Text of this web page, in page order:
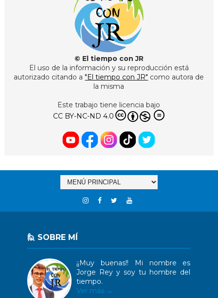
© El tiempo con JR
El uso de la información y su reproducción está
autorizado citando a "El tiempo con JR" como autora de
la misma
Este trabajo tiene licencia bajo
CC BY-NC-ND 4.0
🙋 SOBRE MÍ
¡¡Muy buenas!! Mi nombre es
Jorge Rey y soy tu hombre del
tiempo.
Ver más →